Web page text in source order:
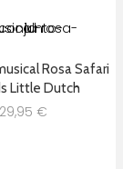
Rosa Safari
Little Dutch
29,95 €